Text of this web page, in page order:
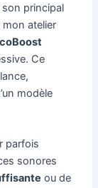
son principal
mon atelier
Ce
modèle
parfois
sonores
ou de